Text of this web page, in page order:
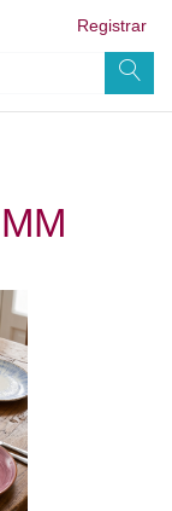
Registrar